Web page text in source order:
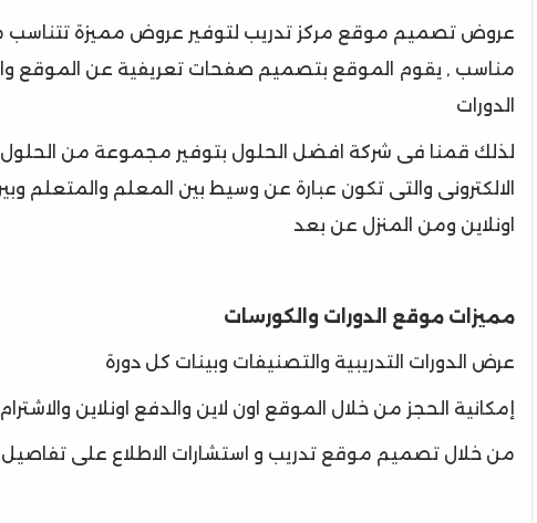
عروض تصميم موقع مركز تدريب لتوفير عروض مميزة
مناسب , يقوم الموقع بتصميم صفحات تعريفية عن الموقع
الدورات
لذلك قمنا فى شركة افضل الحلول بتوفير مجموعة من
الالكترونى والتى تكون عبارة عن وسيط بين المعلم والمتعلم
اونلاين ومن المنزل عن بعد
مميزات موقع الدورات والكورسات
عرض الدورات التدريبية والتصنيفات وبينات كل دورة
إمكانية الحجز من خلال الموقع اون لاين والدفع اونلاين
من خلال تصميم موقع تدريب و استشارات الاطلاع على تفاصيل